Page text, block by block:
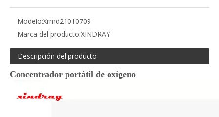
Modelo:Xrmd21010709
Marca del producto:XINDRAY
Descripción del producto
Concentrador portátil de oxígeno